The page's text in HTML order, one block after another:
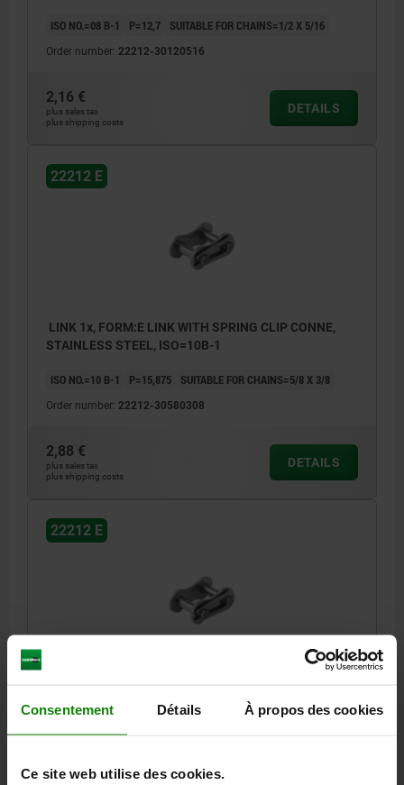
Consentement Détails À propos des cookies
Ce site web utilise des cookies.
ISO NO.=08 B-1 P=12,7 SUITABLE FOR CHAINS=1/2 X 5/16
Order number: 22212-30120516
2,16 €
plus sales tax
plus shipping costs
DETAILS
22212 E
LINK 1x, FORM:E LINK WITH SPRING CLIP CONNE,
STAINLESS STEEL, ISO=10B-1
ISO NO.=10 B-1 P=15,875 SUITABLE FOR CHAINS=5/8 X 3/8
Order number: 22212-30580308
2,88 €
plus sales tax
plus shipping costs
DETAILS
22212 E
ISO NO.=12 B-1